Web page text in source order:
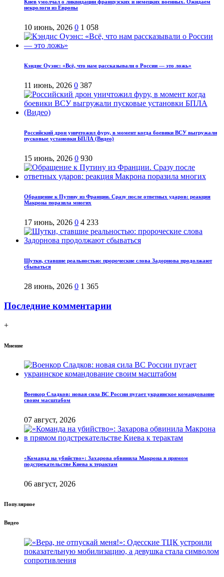
Киев умолчал о ликвидации французских и немецких военных. Ожидаем
некрологи из Европы
10 июнь, 2026 0 1 058
Кэндис Оуэнс: «Всё, что нам рассказывали о России — это ложь»
11 июнь, 2026 0 387
Российский дрон уничтожил фуру, в момент когда боевики ВСУ выгружали
пусковые установки БПЛА (Видео)
15 июнь, 2026 0 930
Обращение к Путину из Франции. Сразу после ответных ударов: реакция
Макрона поразила многих
17 июнь, 2026 0 4 233
Шутки, ставшие реальностью: пророческие слова Задорнова продолжают
сбываться
28 июнь, 2026 0 1 365
Последние комментарии
+
Мнение
Военкор Сладков: новая сила ВС России пугает украинское командование
своим масштабом
07 август, 2026
«Команда на убийство»: Захарова обвинила Макрона в прямом
подстрекательстве Киева к терактам
06 август, 2026
Популярное
Видео